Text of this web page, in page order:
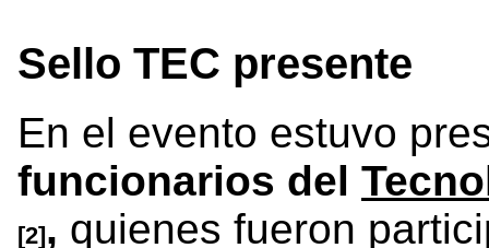
Sello TEC presente
En el evento estuvo
funcionarios del
[2] , quienes fueron